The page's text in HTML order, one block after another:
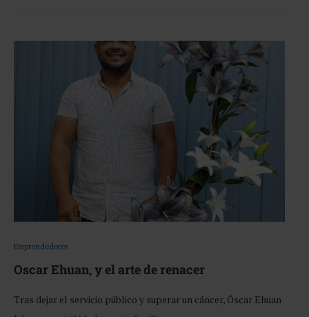
Emprendedores
Oscar Ehuan, y el arte de renacer
Tras dejar el servicio público y superar un cáncer, Óscar Ehuan